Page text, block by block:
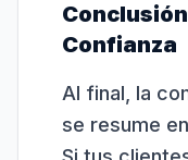
Confianza
Al final, la
se resume